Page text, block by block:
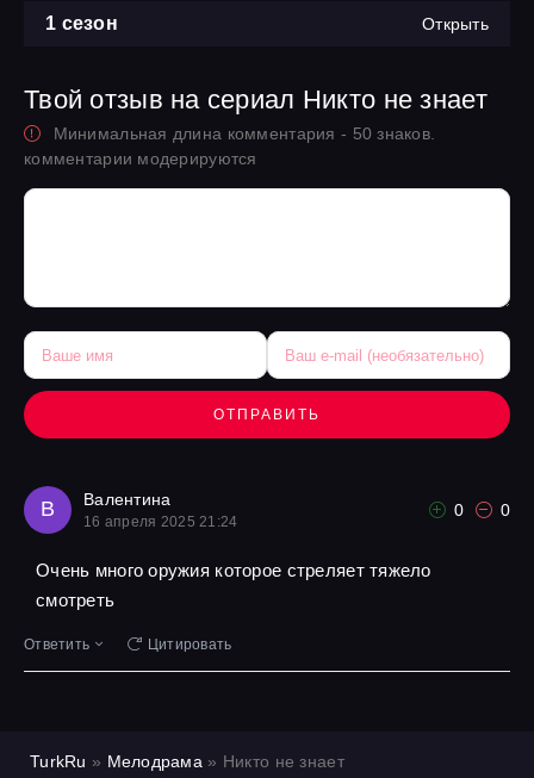
1 сезон Открыть
Твой отзыв на сериал Никто не знает
Минимальная длина комментария - 50 знаков.
комментарии модерируются
ОТПРАВИТЬ
В Валентина
16 апреля 2025 21:24
0 0
Очень много оружия которое стреляет тяжело
смотреть
Ответить Цитировать
TurkRu » Мелодрама » Никто не знает